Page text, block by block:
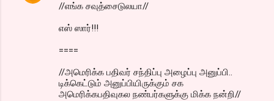
//எங்க சவுத்சைடுலயா//
எஸ் ஸார்!!!
====
//அமெரிக்க பதிவர் சந்திப்பு அழைப்பு அனுப்பி..
டிக்கெட்டும் அனுப்பியிருக்கும் சக
அமெரிக்கபதிவுகல நண்பர்களுக்கு மிக்க நன்றி//